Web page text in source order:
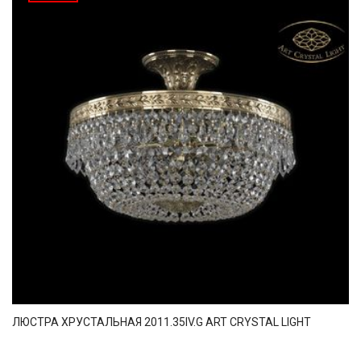
ЛЮСТРА ХРУСТАЛЬНАЯ 2011.35IV.G ART CRYSTAL LIGHT